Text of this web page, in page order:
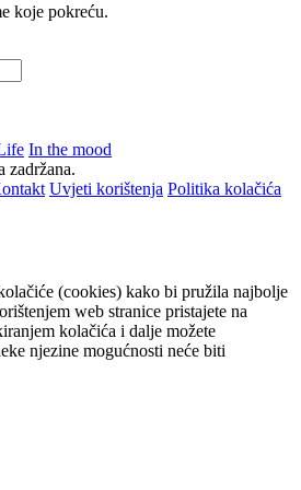
koje pokreću.
In the mood
zadržana.
Uvjeti korištenja Politika kolačića
(cookies) kako bi pružila najbolje
web stranice pristajete na
kolačića i dalje možete
njezine mogućnosti neće biti